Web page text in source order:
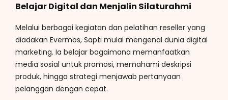
Belajar Digital dan Menjalin Silaturahmi
Melalui berbagai kegiatan dan pelatihan reseller yang
diadakan Evermos, Sapti mulai mengenal dunia digital
marketing. Ia belajar bagaimana memanfaatkan
media sosial untuk promosi, memahami deskripsi
produk, hingga strategi menjawab pertanyaan
pelanggan dengan cepat.